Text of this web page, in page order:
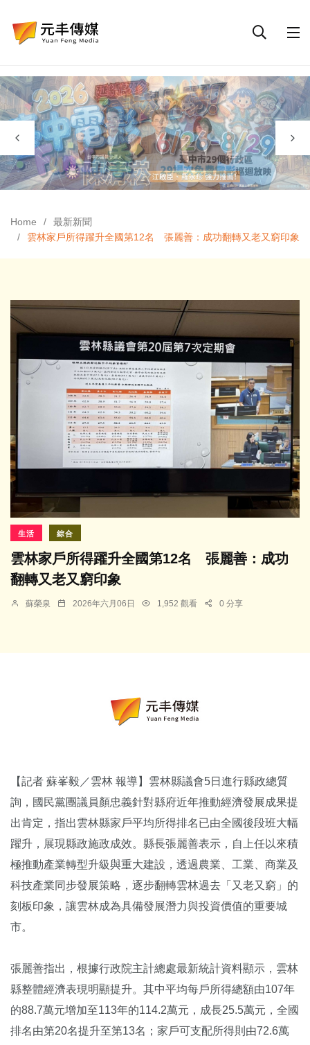
Home
最新新聞
雲林家戶所得躍升全國第12名 張麗善：成功翻轉又老又窮印象
生活 綜合
雲林家戶所得躍升全國第12名 張麗善：成功
翻轉又老又窮印象
蘇榮泉 2026年六月06日 1,952 觀看 0 分享
【記者 蘇峯毅／雲林 報導】雲林縣議會5日進行縣政總質
詢，國民黨團議員顏忠義針對縣府近年推動經濟發展成果提
出肯定，指出雲林縣家戶平均所得排名已由全國後段班大幅
躍升，展現縣政施政成效。縣長張麗善表示，自上任以來積
極推動產業轉型升級與重大建設，透過農業、工業、商業及
科技產業同步發展策略，逐步翻轉雲林過去「又老又窮」的
刻板印象，讓雲林成為具備發展潛力與投資價值的重要城
市。
張麗善指出，根據行政院主計總處最新統計資料顯示，雲林
縣整體經濟表現明顯提升。其中平均每戶所得總額由107年
的88.7萬元增加至113年的114.2萬元，成長25.5萬元，全國
排名由第20名提升至第13名；家戶可支配所得則由72.6萬